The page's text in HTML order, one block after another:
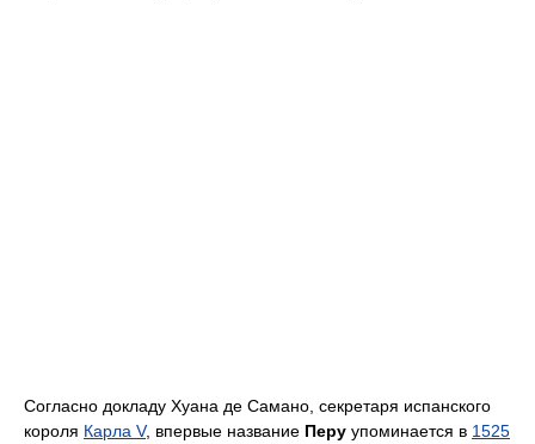
Согласно докладу Хуана де Самано, секретаря испанского
короля Карла V, впервые название Перу упоминается в 1525